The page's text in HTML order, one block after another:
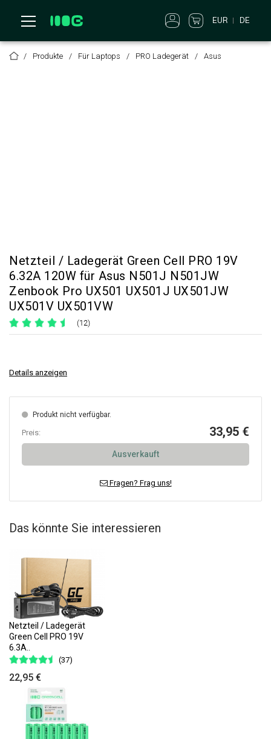
EUR DE
Produkte Für Laptops PRO Ladegerät Asus
Netzteil / Ladegerät Green Cell PRO 19V
6.32A 120W für Asus N501J N501JW
Zenbook Pro UX501 UX501J UX501JW
UX501V UX501VW
(12)
Details anzeigen
Produkt nicht verfügbar.
Preis: 33,95 €
Ausverkauft
Fragen? Frag uns!
Das könnte Sie interessieren
Netzteil / Ladegerät
Green Cell PRO 19V
6.3A..
(37)
22,95 €